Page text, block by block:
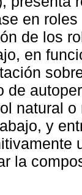
en
de los
en
de
natural
y
la